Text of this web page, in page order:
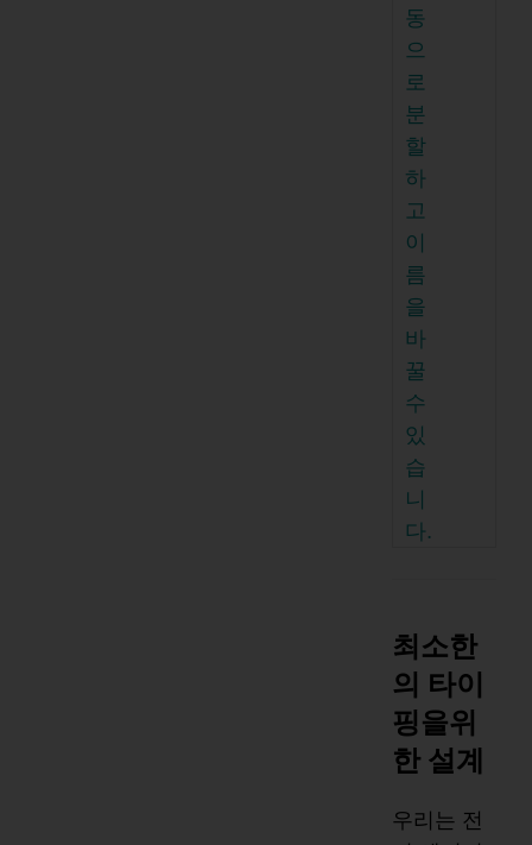
동
으
로
분
할
하
고
이
름
을
바
꿀
수
있
습
니
다.
최소한
의 타이
핑을위
한 설계
우리는 전